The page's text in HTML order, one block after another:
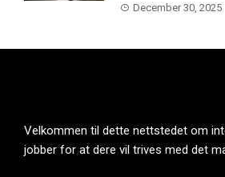
December 30, 2025
Velkommen til dette nettstedet om
jobber for at dere vil trives med det